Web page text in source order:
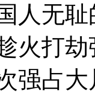
人无
火打
强占